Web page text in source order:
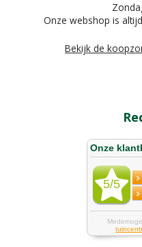
Onze webshop is
Bekijk de